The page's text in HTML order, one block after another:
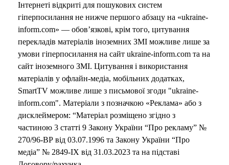
Інтернеті відкриті для пошукових систем
гіперпосилання не нижче першого абзацу на «ukraine-
inform.com» — обов’язкові, крім того, цитування
перекладів матеріалів іноземних ЗМІ можливе лише за
умови гіперпосилання на сайт ukraine-inform.com та на
сайт іноземного ЗМІ. Цитування і використання
матеріалів у офлайн-медіа, мобільних додатках,
SmartTV можливе лише з письмової згоди "ukraine-
inform.com". Матеріали з позначкою «Реклама» або з
дисклеймером: “Матеріал розміщено згідно з
частиною 3 статті 9 Закону України “Про рекламу” №
270/96-ВР від 03.07.1996 та Закону України “Про
медіа” № 2849-IX від 31.03.2023 та на підставі